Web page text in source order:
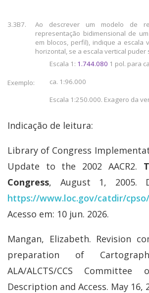
3.3B7.
Ao descrever um modelo de
representação bidimensional de
em blocos, perfil), indique a escala
horizontal, se a escala vertical puder
Exemplo:
Escala 1: 1.744.080 1 pol. para
ca. 1:96.000
Escala 1:250.000. Exagero da
Indicação de leitura:
Library of Congress
Update to the 2002 AACR2.
Congress, August 1, 2005.
https://www.loc.gov/catdir/
Acesso em: 10 jun. 2026.
Mangan, Elizabeth. Revision
preparation of
ALA/ALCTS/CCS Committee
Description and Access. May 16,